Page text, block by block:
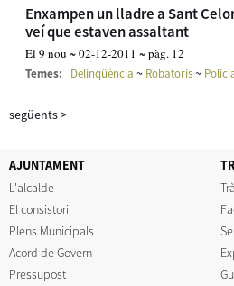
Enxampen un lladre a Sant
veí que estaven assaltant
El 9 nou ~ 02-12-2011 ~ pàg. 12
Temes: Delinqüència ~ Robatoris~
següents>
AJUNTAMENT
L'alcalde
El consistori
Plens Municipals
Acord de Govern
Pressupost